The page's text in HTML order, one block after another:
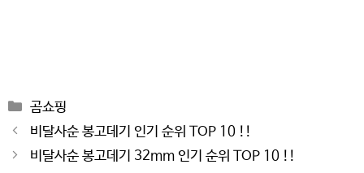
Categories
곰쇼핑
Post
navigation
비달사순 봉고데기 인기 순위 TOP 10 !!
비달사순 봉고데기 32mm 인기 순위 TOP 10 !!